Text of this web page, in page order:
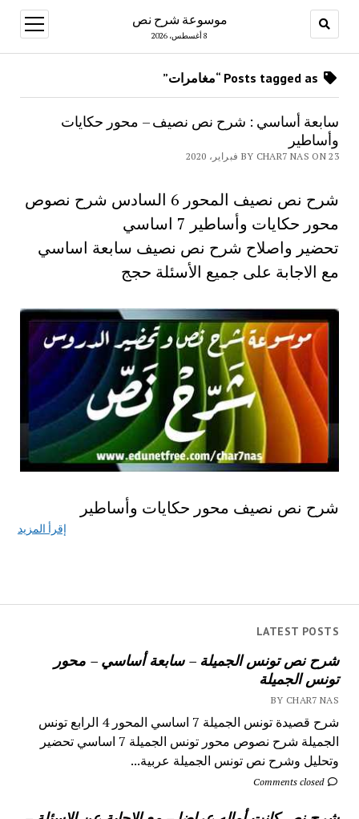
موسوعة شرح نص
8 أغسطس، 2026
open
menu
LATEST POSTS
شرح نص تونس الجميلة – سابعة أساسي – محور
تونس الجميلة
BY CHAR7 NAS
شرح قصيدة تونس الجميلة 7 اساسي المحور 4 الرابع تونس
الجميلة شرح نصوص محور تونس الجميلة 7 اساسي تحضير
وتحليل وشرح نص تونس الجميلة عربية...
Comments closed
سابعة أساسي : شرح نص نصيف – محور حكايات
وأساطير
BY CHAR7 NAS ON 23 فبراير، 2020
شرح نص نصيف المحور 6 السادس شرح نصوص
محور حكايات وأساطير 7 اساسي
تحضير واصلاح شرح نص نصيف سابعة اساسي
مع الاجابة على جميع الأسئلة حجج
شرح نص نصيف محور حكايات وأساطير
إقرأ المزيد